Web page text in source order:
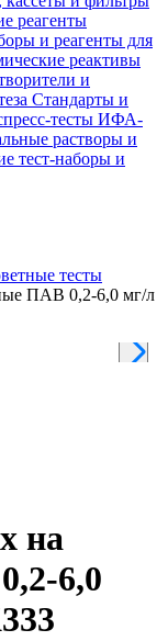
реагенты
и реагенты для
реактивы
и
Стандарты и
тесты ИФА-
растворы и
тест-наборы и
тесты
ПАВ 0,2-6,0 мг/л
на
6,0